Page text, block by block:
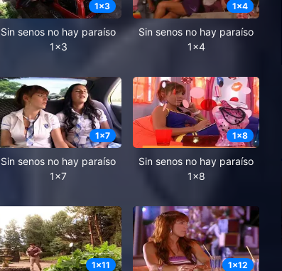
1x3
Sin senos no hay paraíso
1x3
1x4
Sin senos no hay paraíso
1x4
1x7
Sin senos no hay paraíso
1x7
1x8
Sin senos no hay paraíso
1x8
1x11 1x12